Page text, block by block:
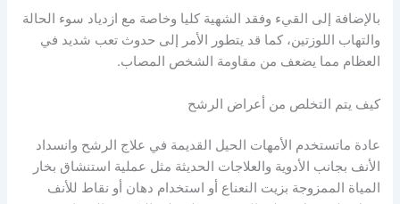
بالإضافة إلى القيء وفقد الشهية كليا وخاصة مع ازدياد سوء الحالة
والتهاب اللوزتين، كما قد يتطور الأمر إلى حدوث تعب شديد في
العظام مما يضعف من مقاومة الشخص المصاب.
كيف يتم التخلص من أعراض الرشح
عادة ماتستخدم الأمهات الحيل القديمة في علاج الرشح وانسداد
الأنف بجانب الأدوية والعلاجات الحديثة مثل عملية استنشاق بخار
المياة الممزوجة بزيت النعناع أو استخدام دهان أو نقاط للأنف